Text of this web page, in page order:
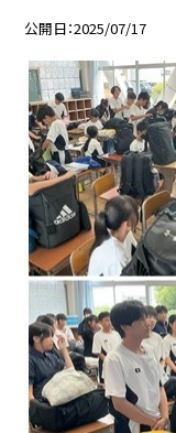
公開日 2025/07/17